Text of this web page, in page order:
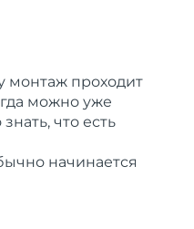
монтаж проходит
можно уже
что есть
начинается